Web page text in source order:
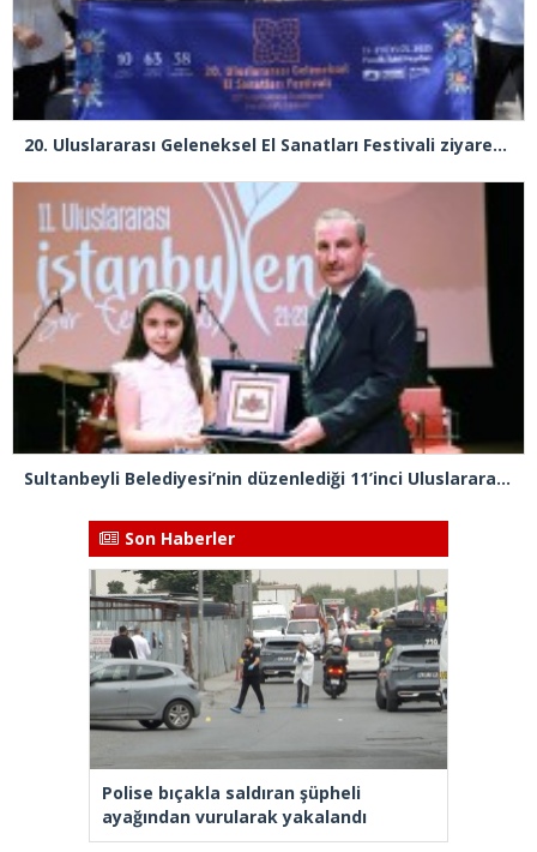
20. Uluslararası Geleneksel El Sanatları Festivali ziyaretçi rekoru kırdı
Sultanbeyli Belediyesi’nin düzenlediği 11’inci ⁠Uluslararası İstanbulensis Şiir Festivali sona erdi
Son Haberler
Polise bıçakla saldıran şüpheli
ayağından vurularak yakalandı